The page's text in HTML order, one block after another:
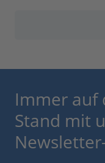
Immer auf
Stand mit